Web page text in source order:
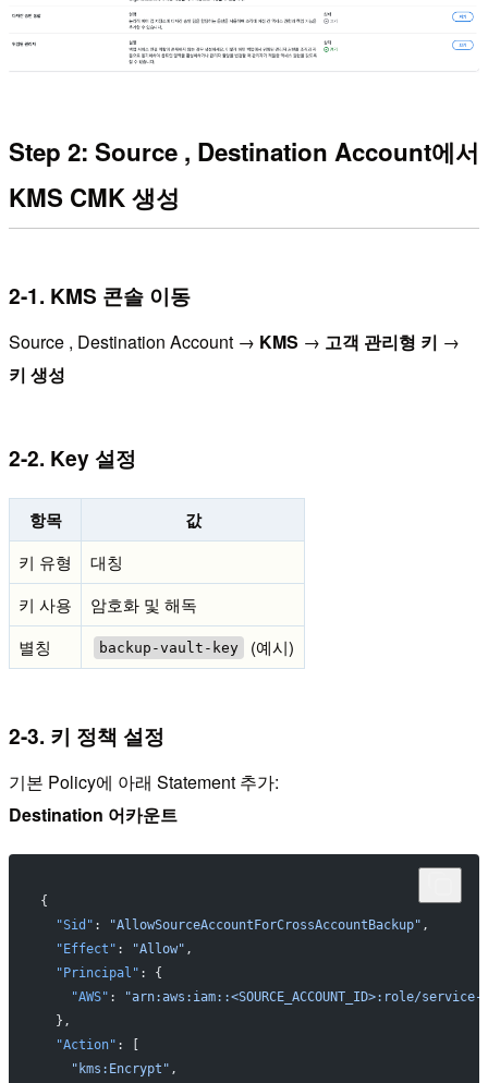
Step 2: Source , Destination Account에서
KMS CMK 생성
2-1. KMS 콘솔 이동
Source , Destination Account → KMS → 고객 관리형 키 →
키 생성
2-2. Key 설정
항목 값
키 유형
대칭
키 사용
암호화 및 해독
별칭
backup-vault-key (예시)
2-3. 키 정책 설정
기본 Policy에 아래 Statement 추가:
Destination 어카운트
{
  "Sid"
: "AllowSourceAccountForCrossAccountBackup" ,
  "Effect"
: "Allow" ,
  "Principal"
: {
    "AWS"
:
"arn:aws:iam::<SOURCE_ACCOUNT_ID>:role/
  },
  "Action"
: [
    "kms:Encrypt"
,